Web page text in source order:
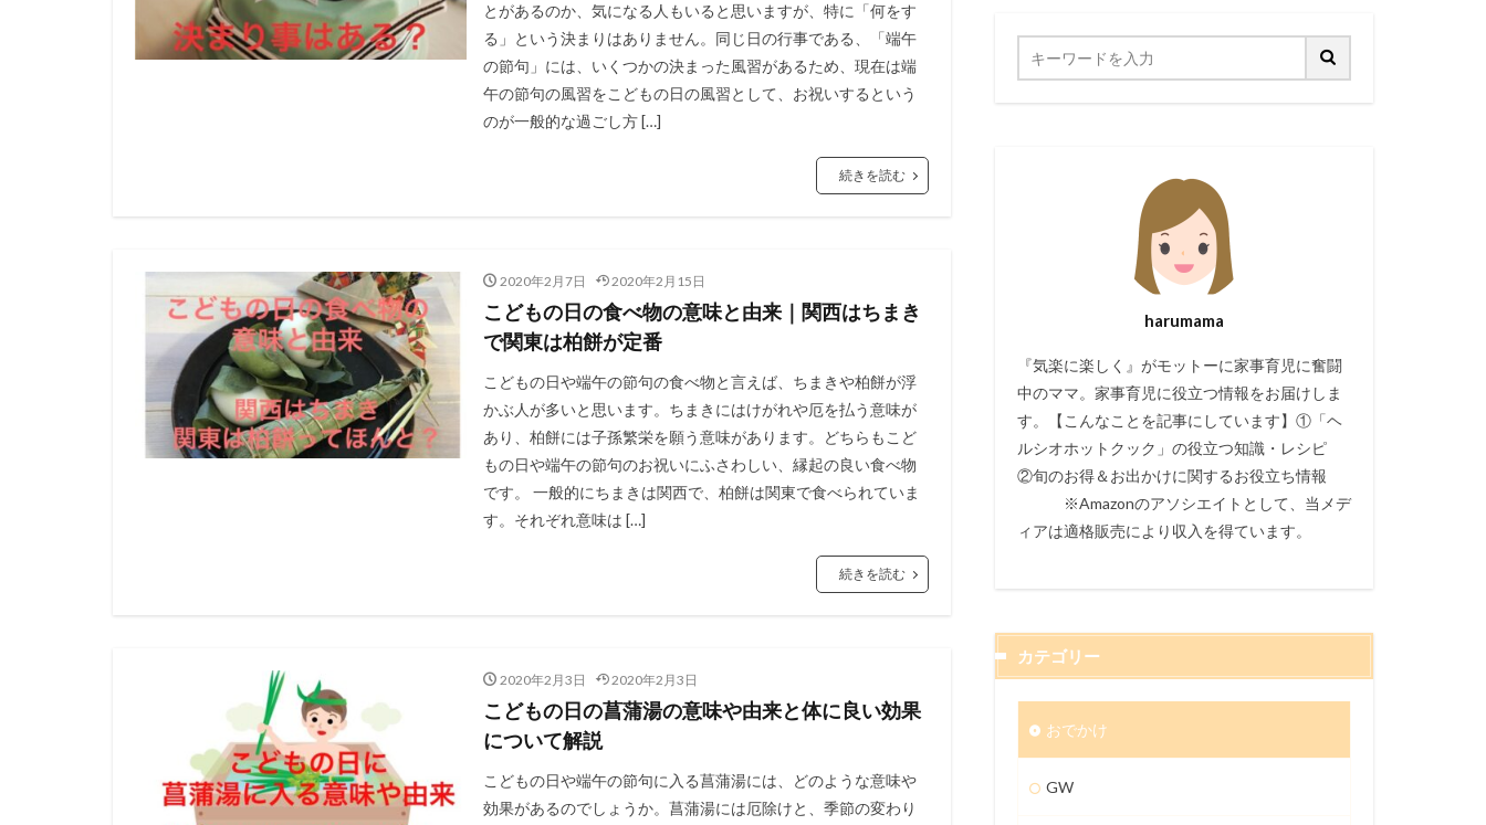
とがあるのか、気になる人もいると思いますが、特に「何をす
る」という決まりはありません。同じ日の行事である、「端午
の節句」には、いくつかの決まった風習があるため、現在は端
午の節句の風習をこどもの日の風習として、お祝いするという
のが一般的な過ごし方 […]
続きを読む
2020年2月7日 2020年2月15日
こどもの日の食べ物の意味と由来｜関西はちまき
で関東は柏餅が定番
こどもの日や端午の節句の食べ物と言えば、ちまきや柏餅が浮
かぶ人が多いと思います。ちまきにはけがれや厄を払う意味が
あり、柏餅には子孫繁栄を願う意味があります。どちらもこど
もの日や端午の節句のお祝いにふさわしい、縁起の良い食べ物
です。 一般的にちまきは関西で、柏餅は関東で食べられていま
す。それぞれ意味は […]
続きを読む
2020年2月3日 2020年2月3日
こどもの日の菖蒲湯の意味や由来と体に良い効果
について解説
こどもの日や端午の節句に入る菖蒲湯には、どのような意味や
効果があるのでしょうか。菖蒲湯には厄除けと、季節の変わり
harumama
『気楽に楽しく』がモットーに家事育児に奮闘
中のママ。家事育児に役立つ情報をお届けしま
す。【こんなことを記事にしています】①「ヘ
ルシオホットクック」の役立つ知識・レシピ
②旬のお得＆お出かけに関するお役立ち情報
※Amazonのアソシエイトとして、当メデ
ィアは適格販売により収入を得ています。
カテゴリー
おでかけ
GW